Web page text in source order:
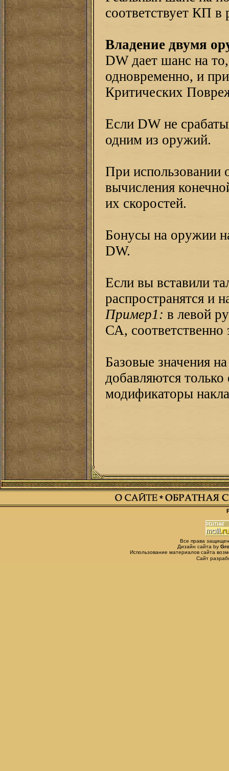
соответствует КП в
Владение двумя
DW дает шанс на
одновременно, и
Критических
Если DW не
одним из оружий.
При
вычисления
их скоростей.
Бонусы на оружии
DW.
Если вы вставили
распространятся и
Пример1: в левой
СА,
Базовые значения
добавляются
модификаторы
Все права
Дизайн сайта by
Использование материалов сайта
Сайт